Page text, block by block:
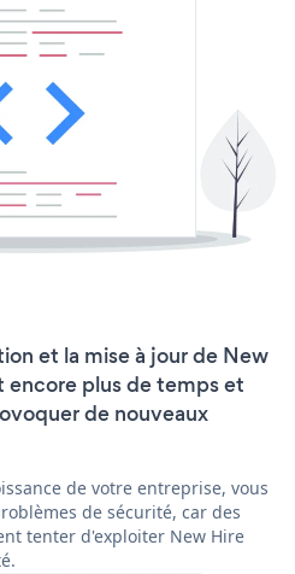
et la mise à jour de New
encore plus de temps et
de nouveaux
de votre entreprise, vous
de sécurité, car des
tenter d'exploiter New Hire